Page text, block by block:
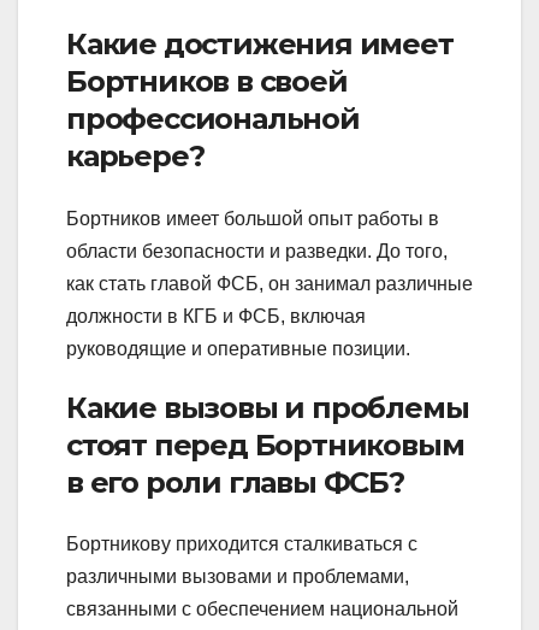
Какие достижения имеет
Бортников в своей
профессиональной
карьере?
Бортников имеет большой опыт работы в
области безопасности и разведки. До того,
как стать главой ФСБ, он занимал различные
должности в КГБ и ФСБ, включая
руководящие и оперативные позиции.
Какие вызовы и проблемы
стоят перед Бортниковым
в его роли главы ФСБ?
Бортникову приходится сталкиваться с
различными вызовами и проблемами,
связанными с обеспечением национальной